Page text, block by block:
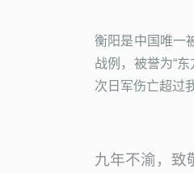
衡阳是中国唯一
战例，被誉为“
次日军伤亡超过
九年不渝，致